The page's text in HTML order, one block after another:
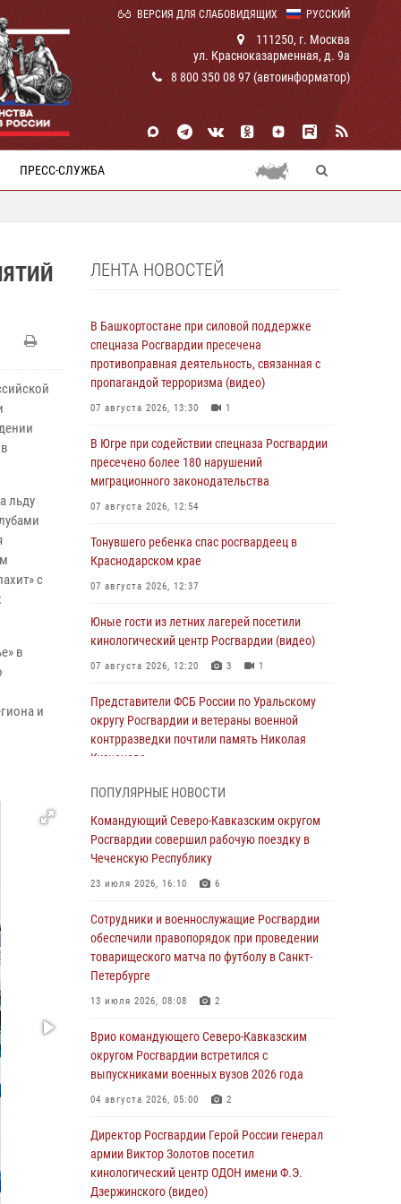
РУССКИЙ
ВЕРСИЯ ДЛЯ СЛАБОВИДЯЩИХ
111250, г. Москва
ул. Красноказарменная, д. 9а
8 800 350 08 97 (автоинформатор)
ПРЕСС-СЛУЖБА
льду
с
в
и
ЛЕНТА НОВОСТЕЙ
В Башкортостане при силовой поддержке
спецназа Росгвардии пресечена
противоправная деятельность, связанная с
пропагандой терроризма (видео)
07 августа 2026, 13:30 1
В Югре при содействии спецназа Росгвардии
пресечено более 180 нарушений
миграционного законодательства
07 августа 2026, 12:54
Тонувшего ребенка спас росгвардеец в
Краснодарском крае
07 августа 2026, 12:37
Юные гости из летних лагерей посетили
кинологический центр Росгвардии (видео)
07 августа 2026, 12:20 3 1
Представители ФСБ России по Уральскому
округу Росгвардии и ветераны военной
контрразведки почтили память Николая
Кузнецова
Ветеран войск правопорядка генерал-майор
Иван Пияшев – герой выпуска «Легенды
армии с Александром Маршалом»
07 августа 2026, 12:00
Росгвардейцы пресекли попытку руферов
подняться на крышу Смольного собора в
Санкт-Петербурге (видео)
07 августа 2026, 11:34
основам взрывобезопасности
07 августа 2026, 11:33
Рэпер ST посетил раненых росгвардейцев в
ведомства
07 августа 2026, 11:18 2
В Ставрополе офицеры Росгвардии стали
ПОПУЛЯРНЫЕ НОВОСТИ
Командующий Северо-Кавказским округом
Росгвардии совершил рабочую поездку в
Чеченскую Республику
23 июля 2026, 16:10 6
Сотрудники и военнослужащие Росгвардии
обеспечили правопорядок при проведении
товарищеского матча по футболу в Санкт-
Петербурге
13 июля 2026, 08:08 2
Врио командующего Северо-Кавказским
округом Росгвардии встретился с
выпускниками военных вузов 2026 года
04 августа 2026, 05:00 2
Директор Росгвардии Герой России генерал
армии Виктор Золотов посетил
кинологический центр ОДОН имени Ф.Э.
Дзержинского (видео)